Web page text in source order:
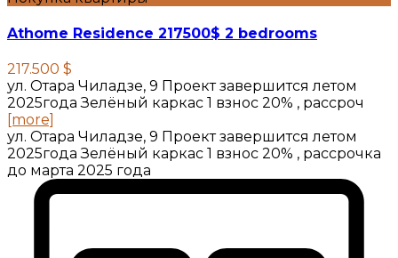
Athome Residence 217500$ 2 bedrooms
217.500 $
ул. Отара Чиладзе, 9 Проект завершится летом
2025года Зелёный каркас 1 взнос 20% , рассроч
[more]
ул. Отара Чиладзе, 9 Проект завершится летом
2025года Зелёный каркас 1 взнос 20% , рассрочка
до марта 2025 года